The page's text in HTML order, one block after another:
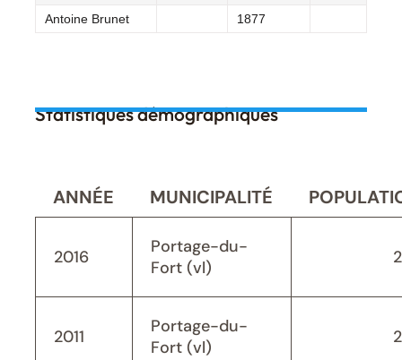
Antoine Brunet
1877
Statistiques démographiques
ANNÉE MUNICIPALITÉ
2016
Portage-du-
Fort (vl)
2011
Portage-du-
Fort (vl)